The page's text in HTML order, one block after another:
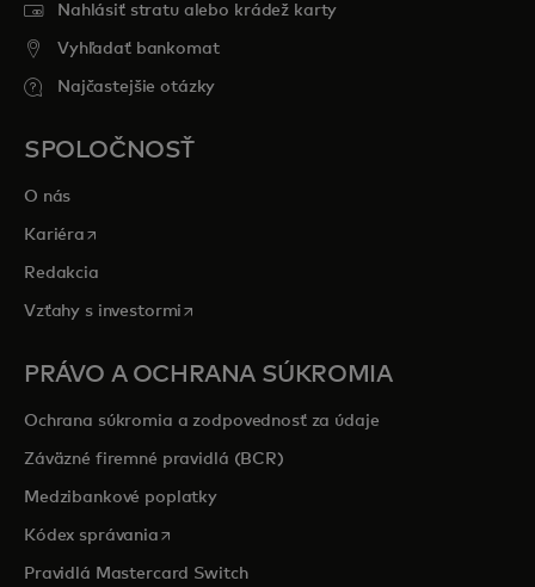
Nahlásiť stratu alebo krádež karty
Vyhľadať bankomat
Najčastejšie otázky
SPOLOČNOSŤ
O nás
Kariéra opens in a new tab
Redakcia
Vzťahy s investormi opens in a new tab
PRÁVO A OCHRANA SÚKROMIA
Ochrana súkromia a zodpovednosť za údaje
Záväzné firemné pravidlá (BCR)
Medzibankové poplatky
Kódex správaniaopens in a new tab
Pravidlá Mastercard Switch